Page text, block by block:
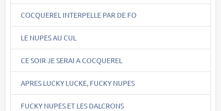
COCQUEREL INTERPELLE PAR DE FO
LE NUPES AU CUL
CE SOIR JE SERAI A COCQUEREL
APRES LUCKY LUCKE, FUCKY NUPES
FUCKY NUPES ET LES DALCRONS